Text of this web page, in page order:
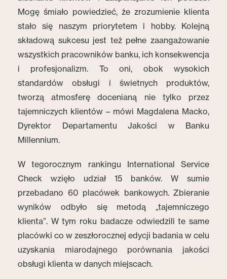
Mogę śmiało powiedzieć, że zrozumienie klienta
stało się naszym priorytetem i hobby. Kolejną
składową sukcesu jest też pełne zaangażowanie
wszystkich pracowników banku, ich konsekwencja
i profesjonalizm. To oni, obok wysokich
standardów obsługi i świetnych produktów,
tworzą atmosferę docenianą nie tylko przez
tajemniczych klientów – mówi Magdalena Macko,
Dyrektor Departamentu Jakości w Banku
Millennium.
W tegorocznym rankingu International Service
Check wzięło udział 15 banków. W sumie
przebadano 60 placówek bankowych. Zbieranie
wyników odbyło się metodą „tajemniczego
klienta”. W tym roku badacze odwiedzili te same
placówki co w zeszłorocznej edycji badania w celu
uzyskania miarodajnego porównania jakości
obsługi klienta w danych miejscach.